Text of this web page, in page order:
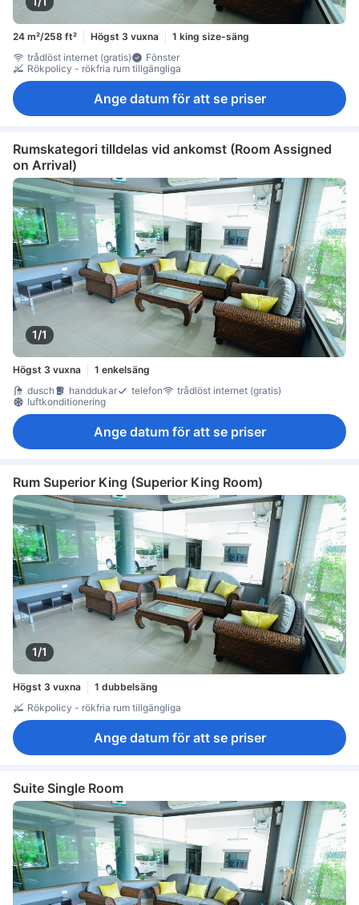
24 m²/258 ft² Högst 3 vuxna
1 king size-säng
trådlöst internet (gratis)
Fönster
Rökpolicy - rökfria rum tillgängliga
Ange datum för att se priser
Rumskategori tilldelas vid ankomst (Room Assigned
on Arrival)
1/1
Högst 3 vuxna
1 enkelsäng
dusch
handdukar telefon
trådlöst internet (gratis)
luftkonditionering
Ange datum för att se priser
Rum Superior King (Superior King Room)
1/1
Högst 3 vuxna
1 dubbelsäng
Rökpolicy - rökfria rum tillgängliga
Ange datum för att se priser
Suite Single Room